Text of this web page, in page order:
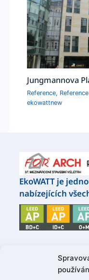
Jungmannova
Reference,
ekowattnew
EkoWATT je
nabízejících
Naši partneři